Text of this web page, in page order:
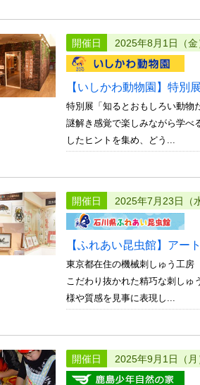
開催日 2025年8月1日（金
【いしかわ動物園】特別
特別展「知るとおもしろい動物
謎解き感覚で楽しみながら学べ
したヒントを集め、どう...
開催日 2025年7月23日（
【ふれあい昆虫館】アー
東京都在住の機械刺しゅう工房
こだわり抜かれた精巧な刺しゅ
様や質感を見事に表現し...
開催日 2025年9月1日（月